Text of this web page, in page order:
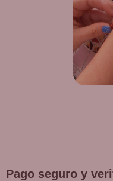
Pago seguro y